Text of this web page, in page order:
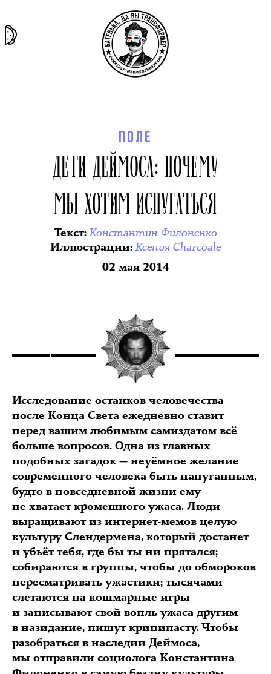
ПОЛЕ
ДЕТИ ДЕЙМОСА: ПОЧЕМУ
МЫ ХОТИМ ИСПУГАТЬСЯ
Текст:Константин Филоненко
Иллюстрации:Ксения Charcoale
02 мая 2014
Исследование останков человечества
после Конца Света ежедневно ставит
перед вашим любимым самиздатом всё
больше вопросов. Одна из главных
подобных загадок — неуёмное желание
современного человека быть напуганным,
будто в повседневной жизни ему
не хватает кромешного ужаса. Люди
выращивают из интернет-мемов целую
культуру Слендермена, который достанет
и убьёт тебя, где бы ты ни прятался;
собираются в группы, чтобы до обмороков
пересматривать ужастики; тысячами
слетаются на кошмарные игры
и записывают свой вопль ужаса другим
в назидание, пишут крипипасту. Чтобы
разобраться в наследии Деймоса,
мы отправили социолога Константина